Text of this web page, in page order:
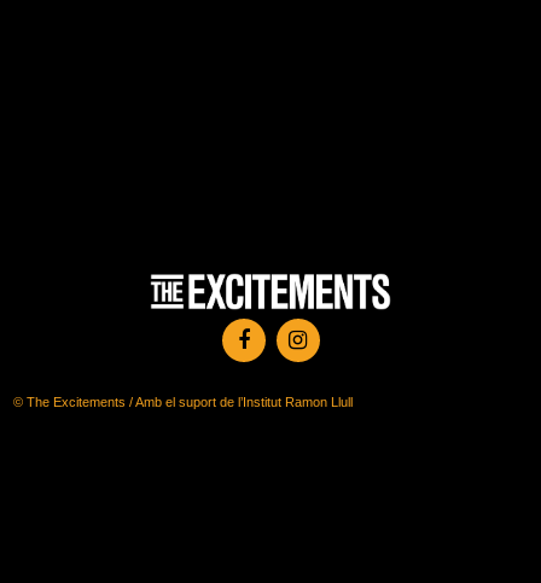
© The Excitements / Amb el suport de l’Institut Ramon Llull